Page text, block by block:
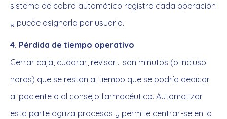
sistema de cobro automático registra cada operación
y puede asignarla por usuario.
4. Pérdida de tiempo operativo
Cerrar caja, cuadrar, revisar… son minutos (o incluso
horas) que se restan al tiempo que se podría dedicar
al paciente o al consejo farmacéutico. Automatizar
esta parte agiliza procesos y permite centrar-se en lo